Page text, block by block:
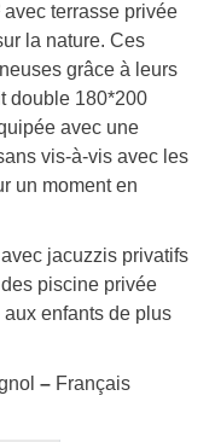
avec terrasse privée
la nature. Ces
grâce à leurs
double 180*200
avec une
vis-à-vis avec les
un moment en
jacuzzis privatifs
piscine privée
enfants de plus
– Français